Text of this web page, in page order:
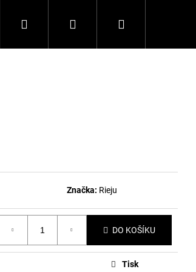
Hledat PřihlášeníNákupní
Značka: Rieju
DO KOŠÍKU
Tisk